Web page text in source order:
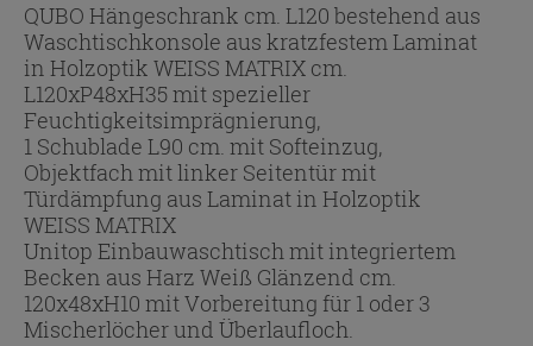
QUBO Hängeschrank cm. L120 bestehend aus
Waschtischkonsole aus kratzfestem Laminat
in Holzoptik WEISS MATRIX cm.
L120xP48xH35 mit spezieller
Feuchtigkeitsimprägnierung,
1 Schublade L90 cm. mit Softeinzug,
Objektfach mit linker Seitentür mit
Türdämpfung aus Laminat in Holzoptik
WEISS MATRIX
Unitop Einbauwaschtisch mit integriertem
Becken aus Harz Weiß Glänzend cm.
120x48xH10 mit Vorbereitung für 1 oder 3
Mischerlöcher und Überlaufloch.